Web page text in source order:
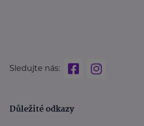
Sledujte nás:
Důležité odkazy